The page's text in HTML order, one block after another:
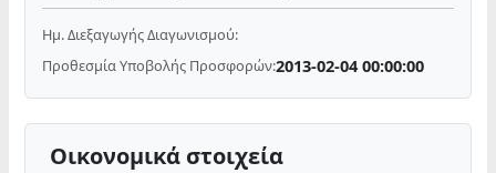
Ημ. Διεξαγωγής Διαγωνισμού:
Προθεσμία Υποβολής Προσφορών:2013-02-04 00:00:00
Οικονομικά στοιχεία